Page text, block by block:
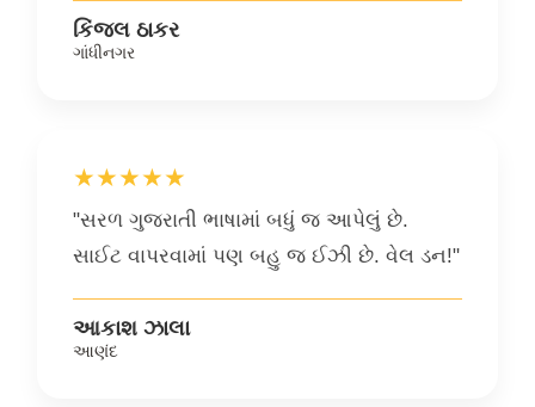
કિંજલ ઠાકર
ગાંધીનગર
★★★★★
"સરળ ગુજરાતી ભાષામાં બધું જ આપેલું છે.
સાઈટ વાપરવામાં પણ બહુ જ ઈઝી છે. વેલ ડન!"
આકાશ ઝાલા
આણંદ